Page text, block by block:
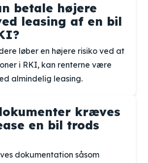
betale højere
leasing af en bil
løber en højere risiko ved at
i RKI, kan renterne være
almindelig leasing.
kræves
en bil trods
dokumentation såsom